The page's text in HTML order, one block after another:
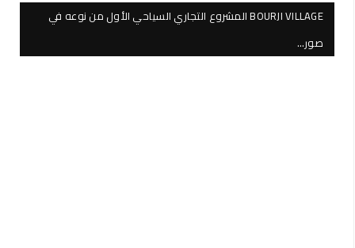
BOURJI VILLAGE المشروع التجاري السياحي الأول من نوعه في
صور…